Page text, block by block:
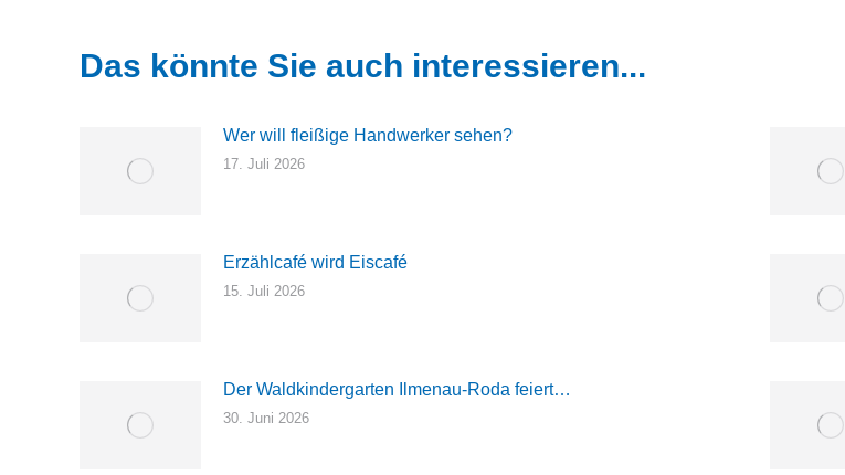
Das könnte Sie auch interessieren...
Wer will fleißige Handwerker sehen?
17. Juli 2026
Erzählcafé wird Eiscafé
15. Juli 2026
Der Waldkindergarten Ilmenau-Roda feiert…
30. Juni 2026